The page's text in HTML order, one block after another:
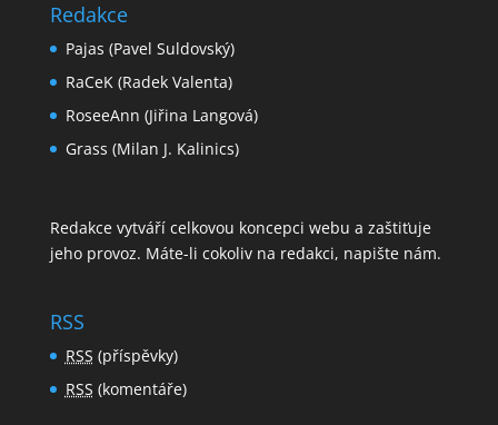
Redakce
Pajas (Pavel Suldovský)
RaCeK (Radek Valenta)
RoseeAnn (Jiřina Langová)
Grass (Milan J. Kalinics)
Redakce vytváří celkovou koncepci webu a zaštiťuje
jeho provoz. Máte-li cokoliv na redakci, napište nám.
RSS
RSS (příspěvky)
RSS (komentáře)